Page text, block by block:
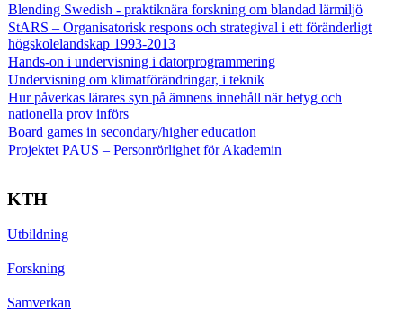
Blending Swedish - praktiknära forskning om blandad lärmiljö
StARS – Organisatorisk respons och strategival i ett föränderligt
högskolelandskap 1993-2013
Hands-on i undervisning i datorprogrammering
Undervisning om klimatförändringar, i teknik
Hur påverkas lärares syn på ämnens innehåll när betyg och
nationella prov införs
Board games in secondary/higher education
Projektet PAUS – Personrörlighet för Akademin
KTH
Utbildning
Forskning
Samverkan